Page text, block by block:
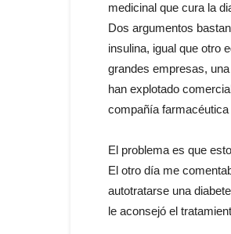
medicinal que cura la
Dos argumentos
insulina, igual que otro
grandes empresas,
han explotado
compañía
El problema es que
El otro día me
autotratarse una
le aconsejó el